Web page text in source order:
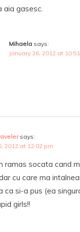
aia gasesc.
Mihaela says:
January 26, 2012 at
says:
2012 at 12:02 pm
ramas socata cand
cu care ma
ca si-a pus (ea
girls!!